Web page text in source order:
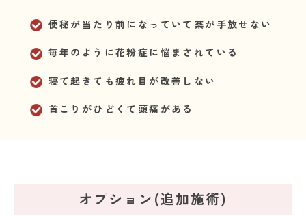
便秘が当たり前になっていて薬が手放せない
毎年のように花粉症に悩まされている
寝て起きても疲れ目が改善しない
首こりがひどくて頭痛がある
オプション(追加施術)